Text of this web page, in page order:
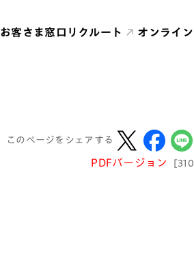
お客さま窓口 リクルート オンライ
このページをシェアする
PDFバージョン